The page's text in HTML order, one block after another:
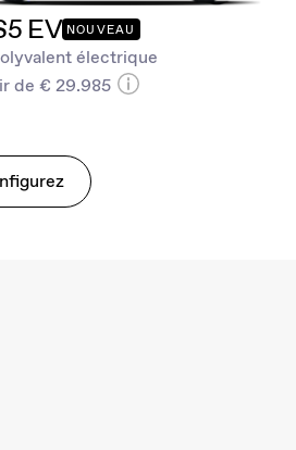
EV NOUVEAU
électrique
de € 29.985